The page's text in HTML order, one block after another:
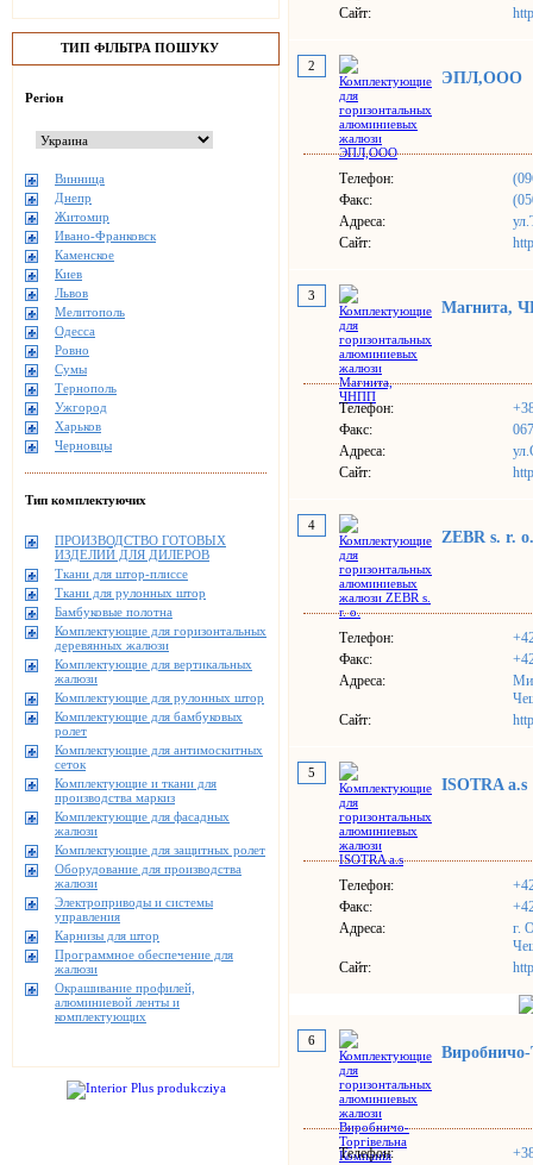
ТИП ФІЛЬТРА ПОШУКУ
Регіон
Винница
Днепр
Житомир
Ивано-Франковск
Каменское
Киев
Львов
Мелитополь
Одесса
Ровно
Сумы
Тернополь
Ужгород
Харьков
Черновцы
Тип комплектуючих
ПРОИЗВОДСТВО ГОТОВЫХ
ИЗДЕЛИЙ ДЛЯ ДИЛЕРОВ
Ткани для штор-плиссе
Ткани для рулонных штор
Бамбуковые полотна
Комплектующие для горизонтальных
деревянных жалюзи
Комплектующие для вертикальных
жалюзи
Комплектующие для рулонных штор
Комплектующие для бамбуковых
ролет
Комплектующие для антимоскитных
сеток
Комплектующие и ткани для
производства маркиз
Комплектующие для фасадных
жалюзи
Комплектующие для защитных ролет
Оборудование для производства
жалюзи
Электроприводы и системы
управления
Карнизы для штор
Программное обеспечение для
жалюзи
Окрашивание профилей,
алюминиевой ленты и
комплектующих
Сайт:
2
ЭПЛ,ООО
Телефон:
Факс:
Адреса:
Сайт:
3
Магнита,
Телефон:
Факс:
Адреса:
Сайт:
4
ZEBR s. r. o.
Телефон:
Факс:
Адреса:
Сайт:
5
ISOTRA a.s
Телефон:
Факс:
Адреса:
г.
Сайт:
6
Виробничо-
Телефон: